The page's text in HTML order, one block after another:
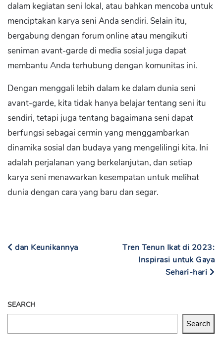
dalam kegiatan seni lokal, atau bahkan mencoba untuk
menciptakan karya seni Anda sendiri. Selain itu,
bergabung dengan forum online atau mengikuti
seniman avant-garde di media sosial juga dapat
membantu Anda terhubung dengan komunitas ini.
Dengan menggali lebih dalam ke dalam dunia seni
avant-garde, kita tidak hanya belajar tentang seni itu
sendiri, tetapi juga tentang bagaimana seni dapat
berfungsi sebagai cermin yang menggambarkan
dinamika sosial dan budaya yang mengelilingi kita. Ini
adalah perjalanan yang berkelanjutan, dan setiap
karya seni menawarkan kesempatan untuk melihat
dunia dengan cara yang baru dan segar.
dan Keunikannya
Tren Tenun Ikat di 2023:
Inspirasi untuk Gaya
Sehari-hari
SEARCH
Search